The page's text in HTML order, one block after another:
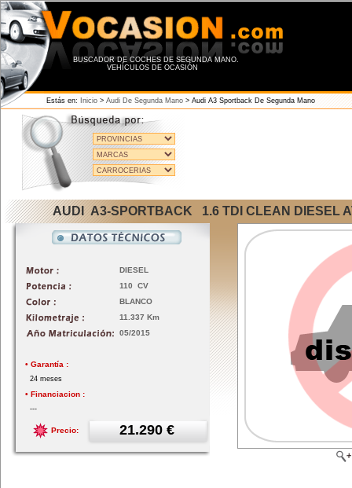
BUSCADOR DE COCHES DE SEGUNDA MANO.
VEHÍCULOS DE OCASIÓN
Estás en: Inicio > Audi De Segunda Mano > Audi A3 Sportback De Segunda Mano
AUDI A3-SPORTBACK 1.6 TDI CLEAN DIESEL
DIESEL
110 CV
BLANCO
11.337 Km
05/2015
• Garantía :
24 meses
• Financiacion :
---
Precio: 21.290 €